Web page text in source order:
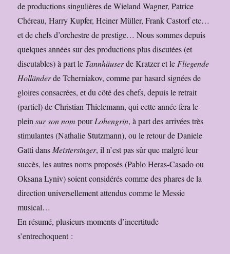
de productions singulières de Wieland Wagner, Patrice
Chéreau, Harry Kupfer, Heiner Müller, Frank Castorf etc…
et de chefs d’orchestre de prestige… Nous sommes depuis
quelques années sur des productions plus discutées (et
discutables) à part le Tannhäuserde Kratzer et leFliegende
Holländerde Tcherniakov, comme par hasard signées de
gloires consacrées, et du côté des chefs, depuis le retrait
(partiel) de Christian Thielemann, qui cette année fera le
pleinsur son nom pourLohengrin, à part des arrivées très
stimulantes (Nathalie Stutzmann), ou le retour de Daniele
Gatti dansMeistersinger, il n’est pas sûr que malgré leur
succès, les autres noms proposés (Pablo Heras-Casado ou
Oksana Lyniv) soient considérés comme des phares de la
direction universellement attendus comme le Messie
musical…
En résumé, plusieurs moments d’incertitude
s’entrechoquent :